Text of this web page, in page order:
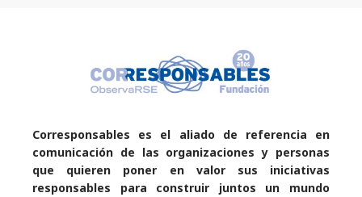
Corresponsables es el aliado de referencia en
comunicación de las organizaciones y personas
que quieren poner en valor sus iniciativas
responsables para construir juntos un mundo